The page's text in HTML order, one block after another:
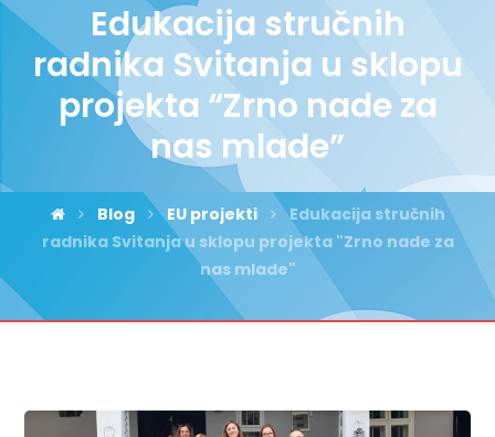
Edukacija stručnih
radnika Svitanja u sklopu
projekta “Zrno nade za
nas mlade”
Blog EU projekti
Edukacija stručnih
radnika Svitanja u sklopu projekta "Zrno nade za
nas mlade"